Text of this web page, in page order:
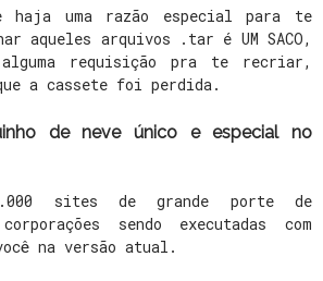
haja uma razão especial para te
aqueles arquivos .tar é UM SACO,
requisição pra te recriar,
a cassete foi perdida.
de neve único e especial no
sites de grande porte de
sendo executadas com
na versão atual.